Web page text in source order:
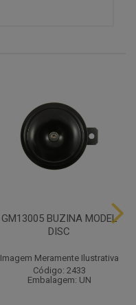
GM13005 BUZINA MODEL
DISC
Imagem Meramente Ilustrativa
Código: 2433
Embalagem: UN